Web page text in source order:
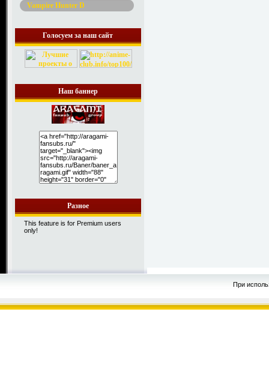
Vampire Hunter D
Голосуем за наш сайт
Наш баннер
Разное
This feature is for Premium users
only!
При